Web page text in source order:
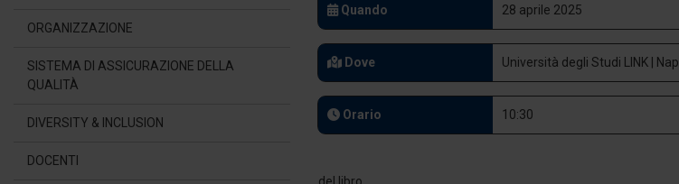
ORGANIZZAZIONE
SISTEMA DI ASSICURAZIONE DELLA
QUALITÀ
DIVERSITY & INCLUSION
DOCENTI
Quando 28 aprile 2025
Dove Università degli Studi LINK |
Orario 10:30